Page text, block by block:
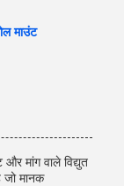
माउंट
मांग वाले विद्युत
जो मानक